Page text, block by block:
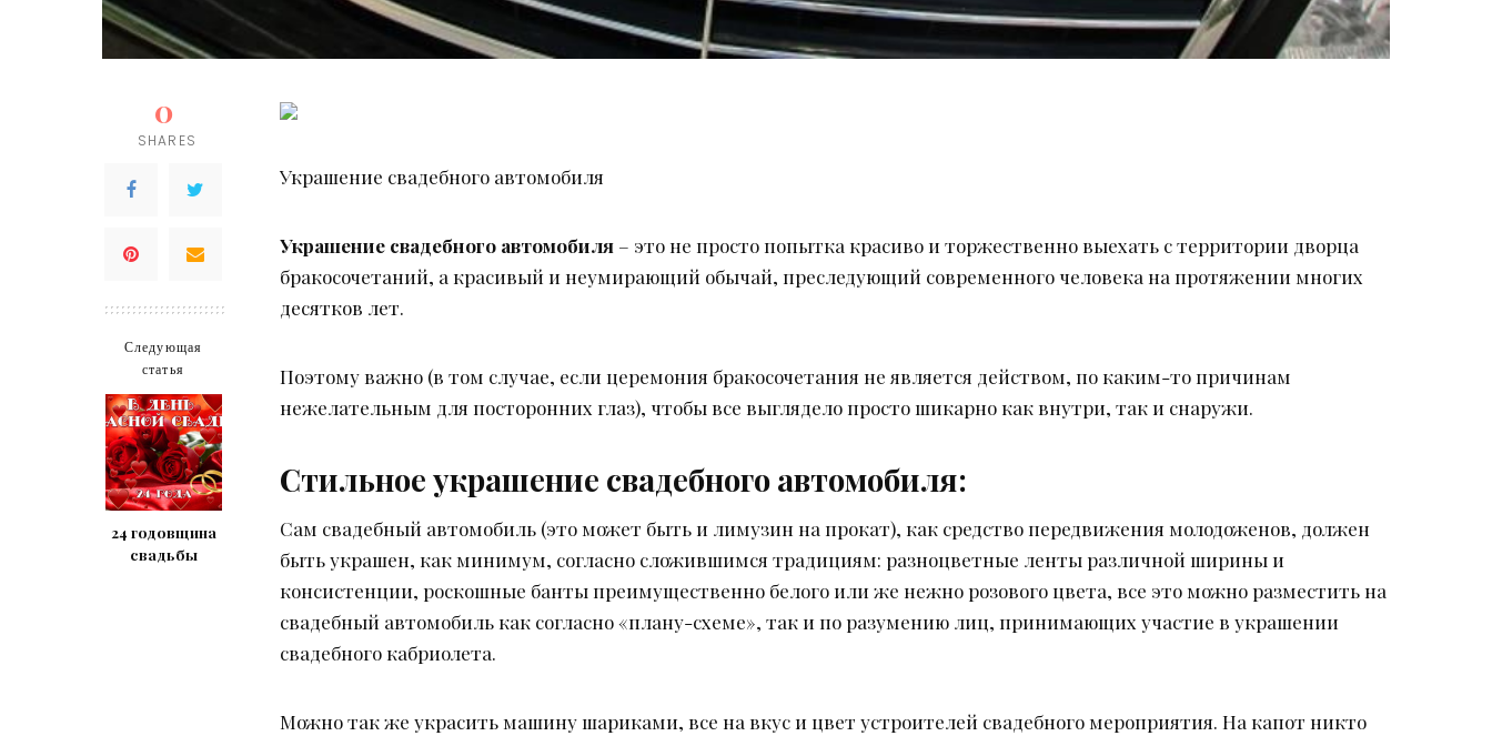
0
SHARES
Следующая
статья
24 годовщина
свадьбы
Украшение свадебного автомобиля
Украшение свадебного автомобиля – это не просто попытка красиво и торжественно выехать с территории дворца
бракосочетаний, а красивый и неумирающий обычай, преследующий современного человека на протяжении многих
десятков лет.
Поэтому важно (в том случае, если церемония бракосочетания не является действом, по каким-то причинам
нежелательным для посторонних глаз), чтобы все выглядело просто шикарно как внутри, так и снаружи.
Стильное украшение свадебного автомобиля:
Сам свадебный автомобиль (это может быть и лимузин на прокат), как средство передвижения молодоженов, должен
быть украшен, как минимум, согласно сложившимся традициям: разноцветные ленты различной ширины и
консистенции, роскошные банты преимущественно белого или же нежно розового цвета, все это можно разместить на
свадебный автомобиль как согласно «плану-схеме», так и по разумению лиц, принимающих участие в украшении
свадебного кабриолета.
Можно так же украсить машину шариками, все на вкус и цвет устроителей свадебного мероприятия. На капот никто